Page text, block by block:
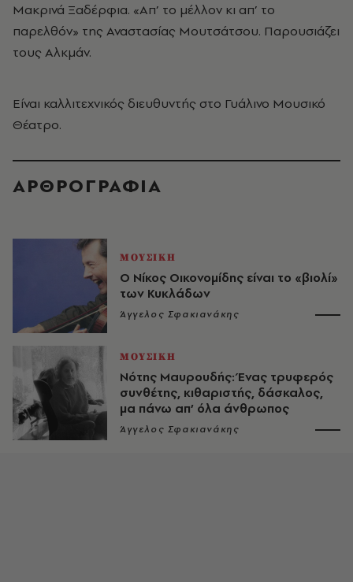
Μακρινά Ξαδέρφια. «Απ’ το μέλλον κι απ’ το
παρελθόν» της Αναστασίας Μουτσάτσου. Παρουσιάζει
τους Αλκμάν.
Είναι καλλιτεχνικός διευθυντής στο Γυάλινο Μουσικό
Θέατρο.
ΑΡΘΡΟΓΡΑΦΙΑ
ΜΟΥΣΙΚΗ
Ο Νίκος Οικονομίδης είναι το «βιολί»
των Κυκλάδων
Άγγελος Σφακιανάκης
ΜΟΥΣΙΚΗ
Νότης Μαυρουδής: Ένας τρυφερός
συνθέτης, κιθαριστής, δάσκαλος,
μα πάνω απ’ όλα άνθρωπος
Άγγελος Σφακιανάκης